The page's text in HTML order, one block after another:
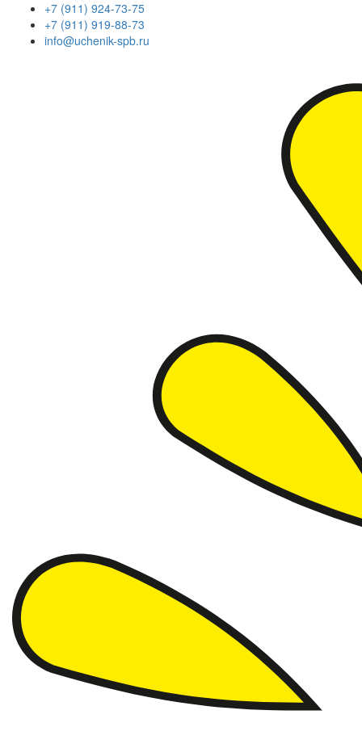
+7 (911) 924-73-75
+7 (911) 919-88-73
info@uchenik-spb.ru